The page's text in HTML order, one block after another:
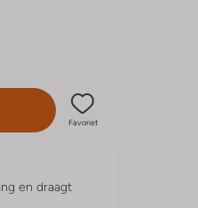
Favoriet
en draagt